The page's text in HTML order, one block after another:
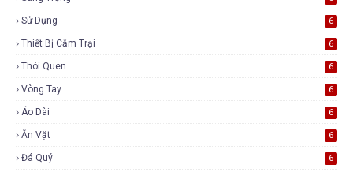
Sử Dụng 6
Thiết Bị Cắm Trại 6
Thói Quen 6
Vòng Tay 6
Áo Dài 6
Ăn Vặt 6
Đá Quý 6